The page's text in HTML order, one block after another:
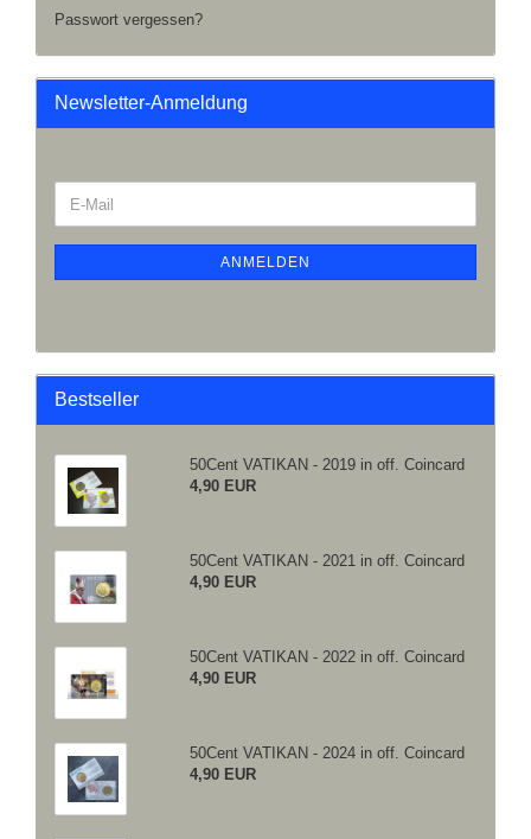
Passwort vergessen?
Newsletter-Anmeldung
ANMELDEN
Bestseller
50Cent VATIKAN - 2019 in off. Coincard
4,90 EUR
50Cent VATIKAN - 2021 in off. Coincard
4,90 EUR
50Cent VATIKAN - 2022 in off. Coincard
4,90 EUR
50Cent VATIKAN - 2024 in off. Coincard
4,90 EUR